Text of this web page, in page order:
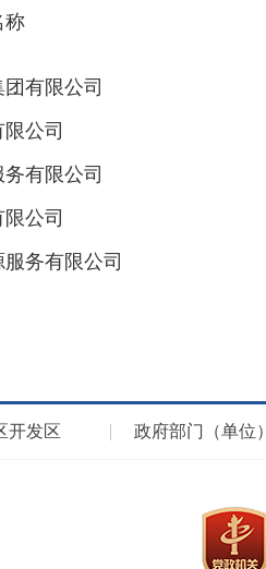
称
有限公司
公司
有限公司
公司
务有限公司
开发区 政府部门（单位）